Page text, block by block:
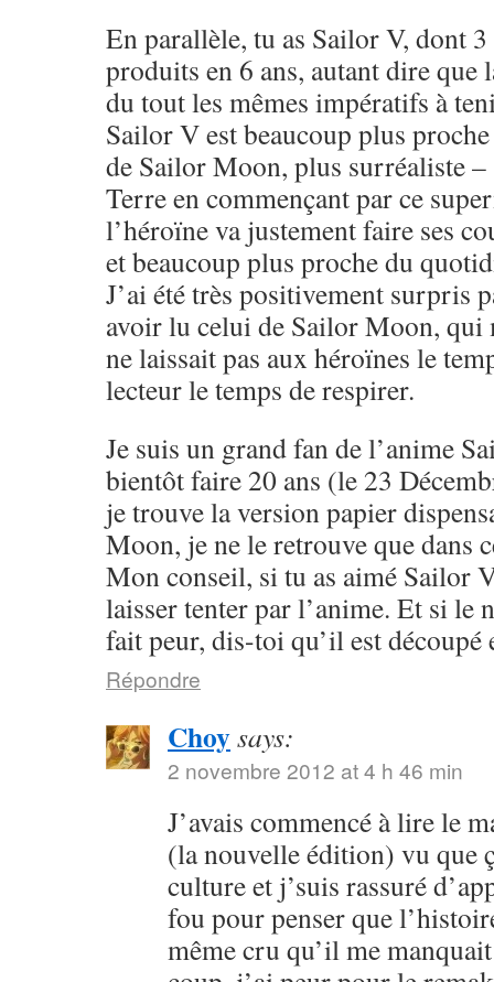
En parallèle, tu as Sailor V, dont
produits en 6 ans, autant dire que
du tout les mêmes impératifs à
Sailor V est beaucoup plus
de Sailor Moon, plus surréaliste
Terre en commençant par ce
l’héroïne va justement faire ses
et beaucoup plus proche du
J’ai été très positivement surpris
avoir lu celui de Sailor Moon, qui
ne laissait pas aux héroïnes le
lecteur le temps de respirer.
Je suis un grand fan de l’anime
bientôt faire 20 ans (le 23
je trouve la version papier
Moon, je ne le retrouve que dans
Mon conseil, si tu as aimé Sailor
laisser tenter par l’anime. Et si le
fait peur, dis-toi qu’il est découpé
Répondre
Choysays:
2 novembre 2012 at 4 h 46 min
J’avais commencé à lire le
(la nouvelle édition) vu que
culture et j’suis rassuré
fou pour penser que
même cru qu’il me